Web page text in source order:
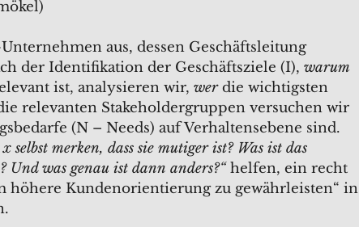
aus, dessen Geschäftsleitung
der Identifikation der Geschäftsziele (I), warum
ist, analysieren wir, werdie wichtigsten
relevanten Stakeholdergruppen versuchen wir
(N – Needs) auf Verhaltensebene sind.
selbst merken, dass sie mutiger ist? Was ist das
Und was genau ist dann anders?“ helfen, ein recht
höhere Kundenorientierung zu gewährleisten“ in